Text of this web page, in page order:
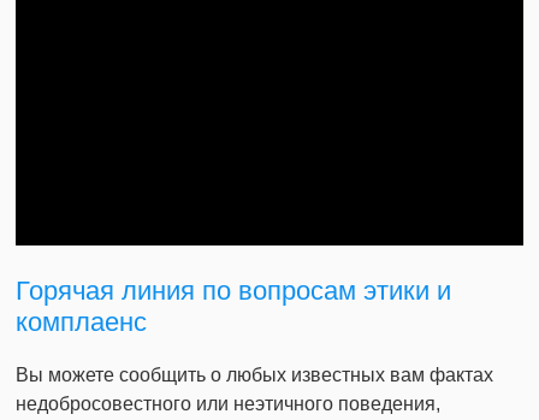
Горячая линия по вопросам этики и
комплаенс
Вы можете сообщить о любых известных вам фактах
недобросовестного или неэтичного поведения,